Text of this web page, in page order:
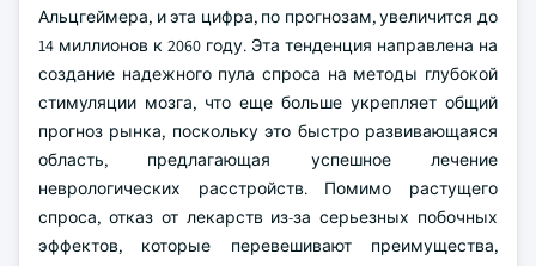
Альцгеймера, и эта цифра, по прогнозам, увеличится до
14 миллионов к 2060 году. Эта тенденция направлена на
создание надежного пула спроса на методы глубокой
стимуляции мозга, что еще больше укрепляет общий
прогноз рынка, поскольку это быстро развивающаяся
область, предлагающая успешное лечение
неврологических расстройств. Помимо растущего
спроса, отказ от лекарств из-за серьезных побочных
эффектов, которые перевешивают преимущества,